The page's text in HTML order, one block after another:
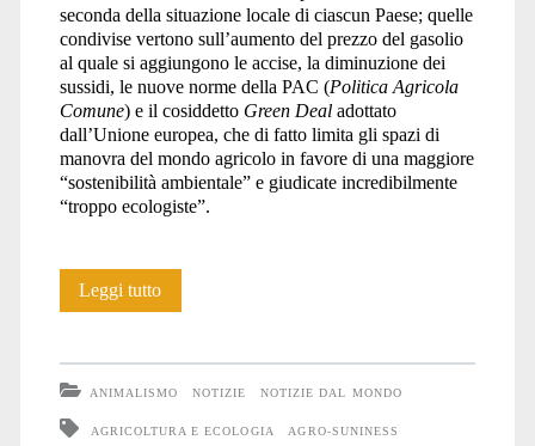
seconda della situazione locale di ciascun Paese; quelle
condivise vertono sull’aumento del prezzo del gasolio
al quale si aggiungono le accise, la diminuzione dei
sussidi, le nuove norme della PAC (Politica Agricola
Comune) e il cosiddetto Green Dealadottato
dall’Unione europea, che di fatto limita gli spazi di
manovra del mondo agricolo in favore di una maggiore
“sostenibilità ambientale” e giudicate incredibilmente
“troppo ecologiste”.
Leggi tuttoConsiderazioni
ANIMALISMO NOTIZIE NOTIZIE DAL MONDO
AGRICOLTURA E ECOLOGIA
AGRO-SUNINESS